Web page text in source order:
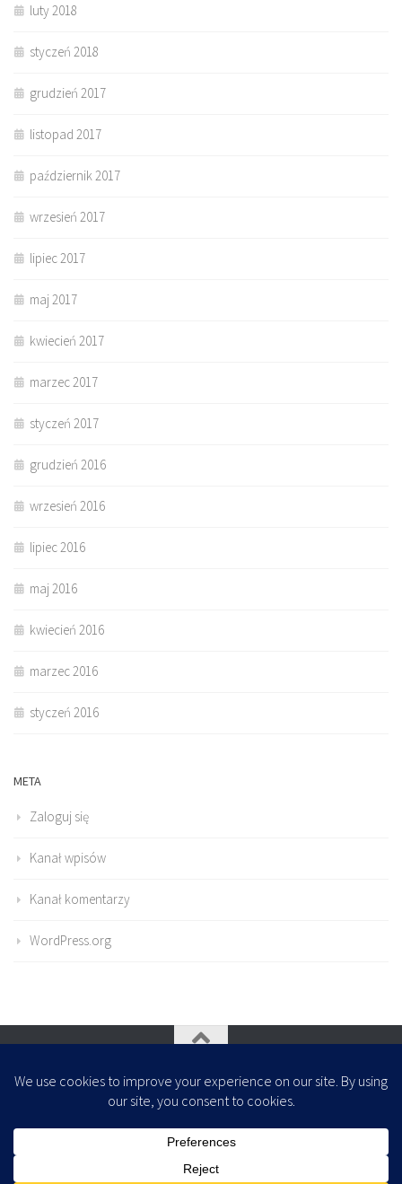
luty 2018
styczeń 2018
grudzień 2017
listopad 2017
październik 2017
wrzesień 2017
lipiec 2017
maj 2017
kwiecień 2017
marzec 2017
styczeń 2017
grudzień 2016
wrzesień 2016
lipiec 2016
maj 2016
kwiecień 2016
marzec 2016
styczeń 2016
META
Zaloguj się
Kanał wpisów
Kanał komentarzy
WordPress.org
- Zaprojektowany z